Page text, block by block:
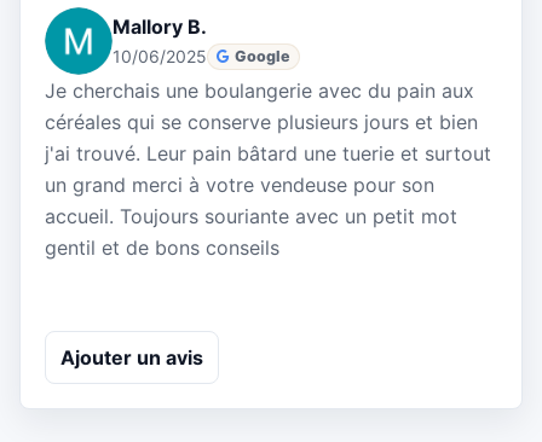
Mallory B.
10/06/2025 Google
Je cherchais une boulangerie avec du pain aux
céréales qui se conserve plusieurs jours et bien
j'ai trouvé. Leur pain bâtard une tuerie et surtout
un grand merci à votre vendeuse pour son
accueil. Toujours souriante avec un petit mot
gentil et de bons conseils
Ajouter un avis